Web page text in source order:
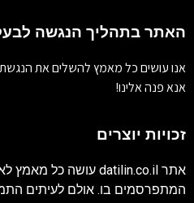
האתר בתהליך הנגשה
אנו עושים כל מאמץ להשלים את
אנא פנה אלינו!
זכויות יוצרים
אתר datilin.co.il עושה כל מאמץ
המתפרסמים בו. אולם לעיתים